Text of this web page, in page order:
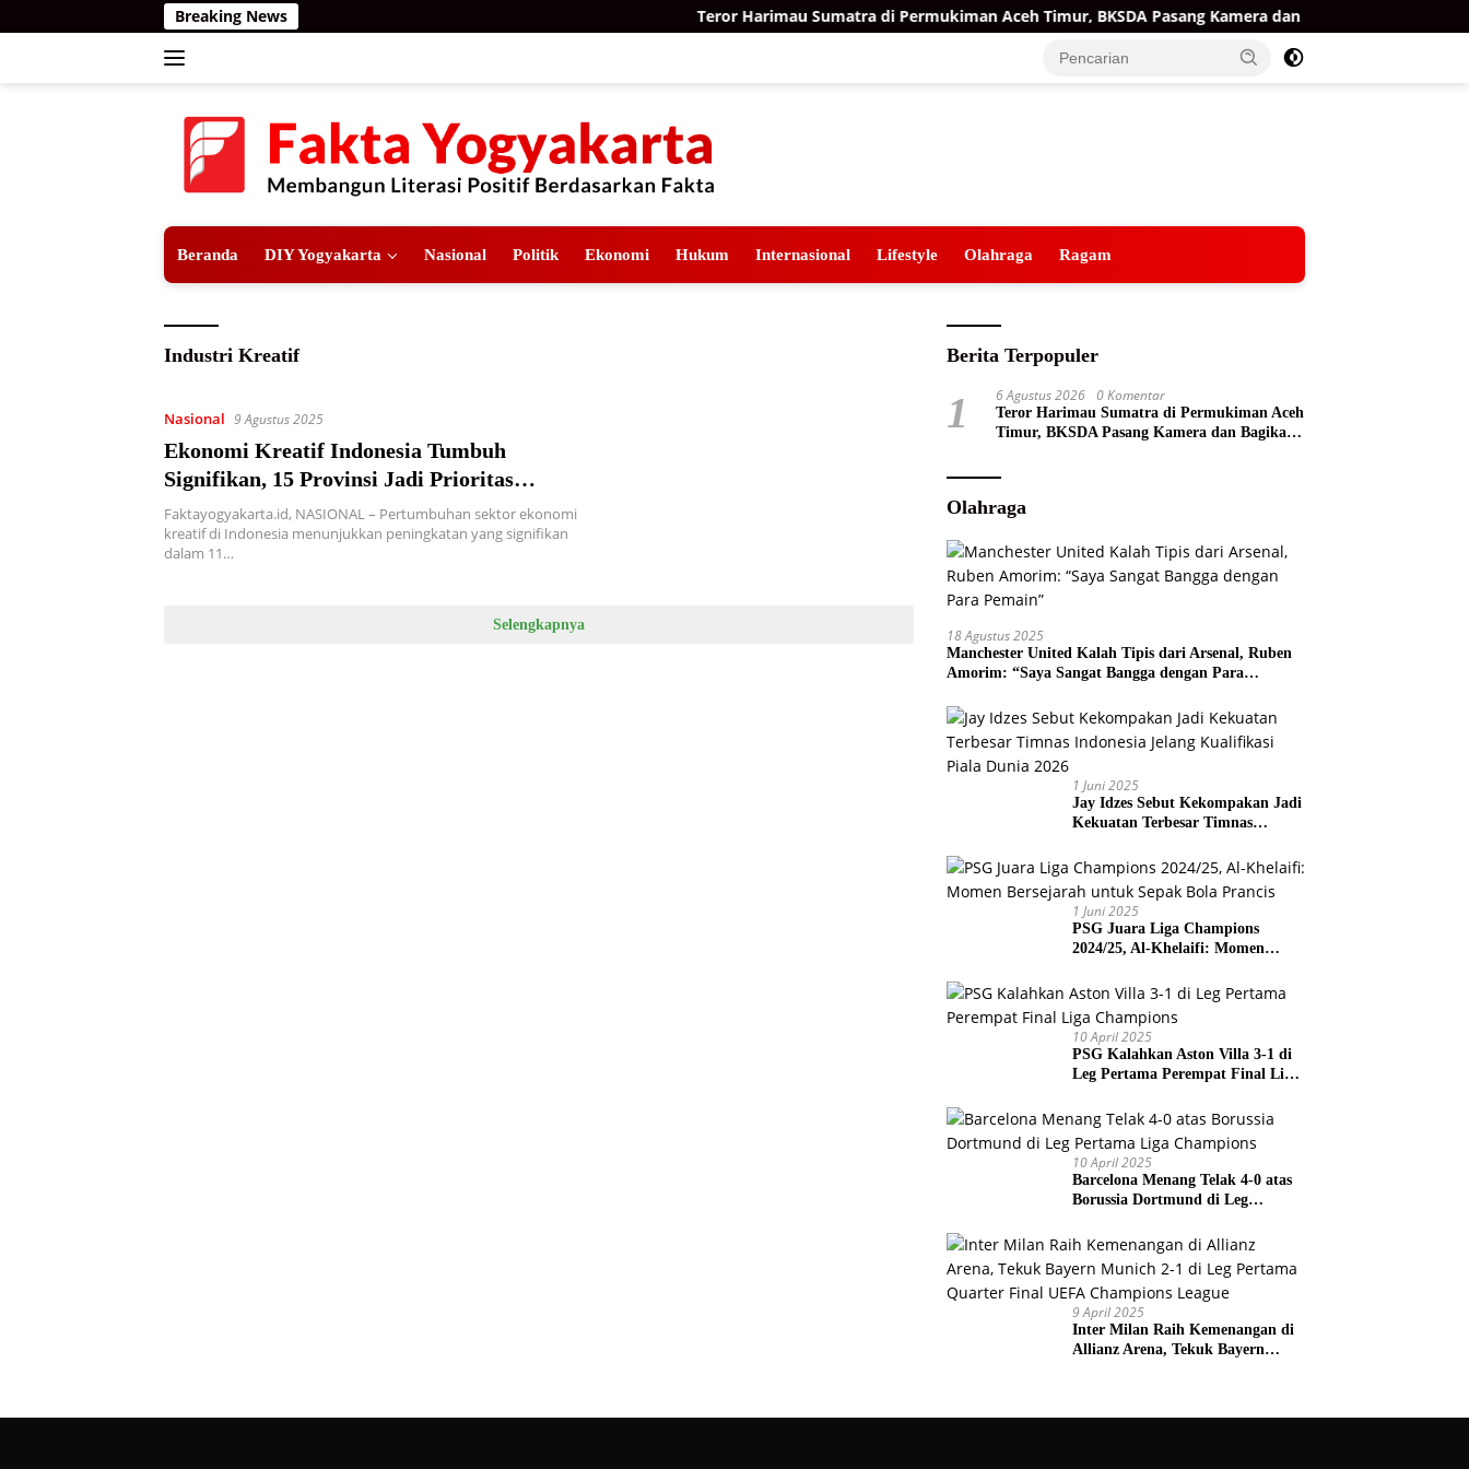
ke
Breaking News Teror Harimau Sumatra di Permukiman Aceh Timur, BKSDA Pasang Kamera dan Bagikan Mercon
Beranda DIY Yogyakarta Nasional Politik Ekonomi Hukum Internasional Lifestyle Olahraga Ragam
Industri Kreatif
Nasional 9 Agustus 2025
Ekonomi Kreatif Indonesia Tumbuh
Signifikan, 15 Provinsi Jadi Prioritas
Pengembangan
Faktayogyakarta.id, NASIONAL – Pertumbuhan sektor ekonomi
kreatif di Indonesia menunjukkan peningkatan yang signifikan
dalam 11…
Selengkapnya
Berita Terpopuler
1 6 Agustus 2026 0 Komentar
Teror Harimau Sumatra di Permukiman Aceh
Timur, BKSDA Pasang Kamera dan Bagikan
Olahraga
18 Agustus 2025
Manchester United Kalah Tipis dari Arsenal, Ruben
Amorim: “Saya Sangat Bangga dengan Para
1 Juni 2025
Jay Idzes Sebut Kekompakan Jadi
Kekuatan Terbesar Timnas
Dunia 2026
1 Juni 2025
PSG Juara Liga Champions
2024/25, Al-Khelaifi: Momen
Prancis
10 April 2025
PSG Kalahkan Aston Villa 3-1 di
Leg Pertama Perempat Final Liga
10 April 2025
Barcelona Menang Telak 4-0 atas
Borussia Dortmund di Leg
9 April 2025
Inter Milan Raih Kemenangan di
Allianz Arena, Tekuk Bayern